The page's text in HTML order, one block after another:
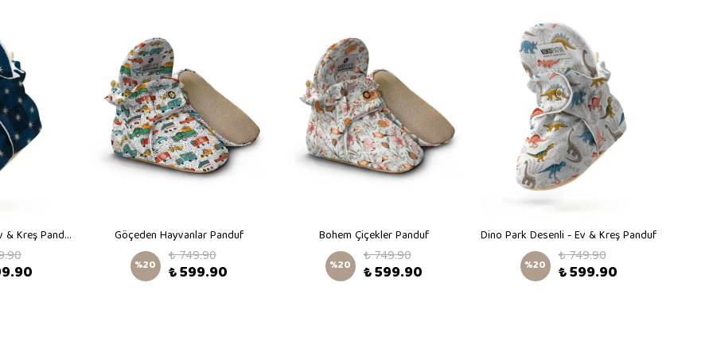
Mavi Gece Desenli - Ev & Kreş Panduf Göçeden Hayvanlar Panduf
%20 ₺ 749.90
₺ 599.90
Bohem Çiçekler Panduf
%20 ₺ 749.90
₺ 599.90
Dino Park Desenli - Ev & Kreş Panduf
%20 ₺ 749.90
₺ 599.90